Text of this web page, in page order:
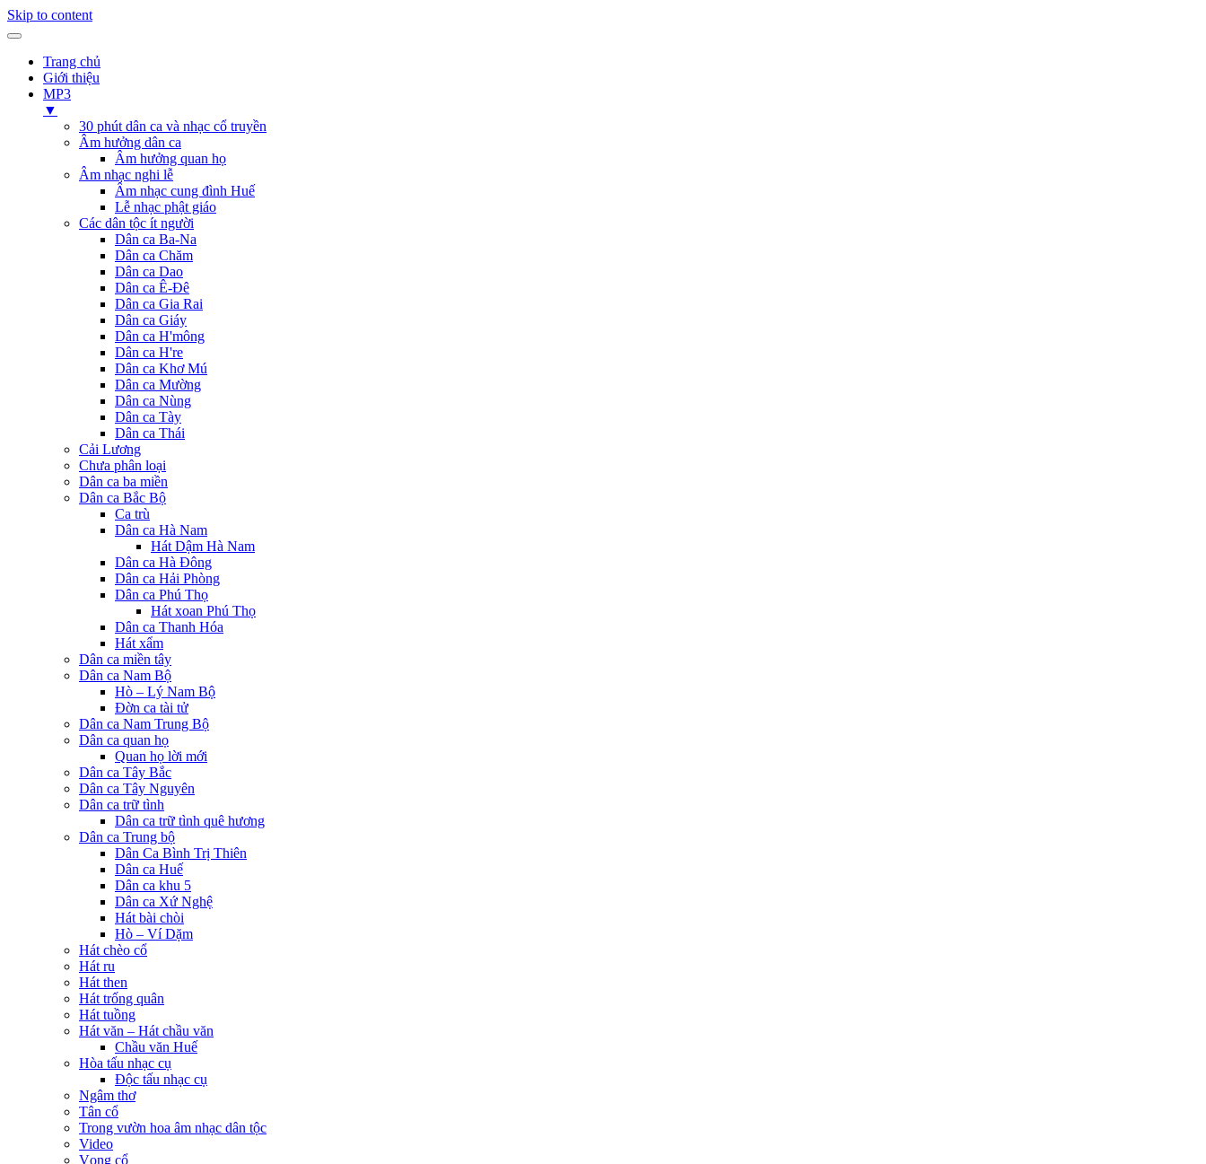
Skip to content
Trang chủ
Giới thiệu
MP3
▼
30 phút dân ca và nhạc cổ truyền
Âm hưởng dân ca
Âm hưởng quan họ
Âm nhạc nghi lễ
Âm nhạc cung đình Huế
Lễ nhạc phật giáo
Các dân tộc ít người
Dân ca Ba-Na
Dân ca Chăm
Dân ca Dao
Dân ca Ê-Đê
Dân ca Gia Rai
Dân ca Giáy
Dân ca H'mông
Dân ca H're
Dân ca Khơ Mú
Dân ca Mường
Dân ca Nùng
Dân ca Tày
Dân ca Thái
Cải Lương
Chưa phân loại
Dân ca ba miền
Dân ca Bắc Bộ
Ca trù
Dân ca Hà Nam
Hát Dậm Hà Nam
Dân ca Hà Đông
Dân ca Hải Phòng
Dân ca Phú Thọ
Hát xoan Phú Thọ
Dân ca Thanh Hóa
Hát xẩm
Dân ca miền tây
Dân ca Nam Bộ
Hò – Lý Nam Bộ
Đờn ca tài tử
Dân ca Nam Trung Bộ
Dân ca quan họ
Quan họ lời mới
Dân ca Tây Bắc
Dân ca Tây Nguyên
Dân ca trữ tình
Dân ca trữ tình quê hương
Dân ca Trung bộ
Dân Ca Bình Trị Thiên
Dân ca Huế
Dân ca khu 5
Dân ca Xứ Nghệ
Hát bài chòi
Hò – Ví Dặm
Hát chèo cổ
Hát ru
Hát then
Hát trống quân
Hát tuồng
Hát văn – Hát chầu văn
Chầu văn Huế
Hòa tấu nhạc cụ
Độc tấu nhạc cụ
Ngâm thơ
Tân cổ
Trong vườn hoa âm nhạc dân tộc
Video
Vọng cổ